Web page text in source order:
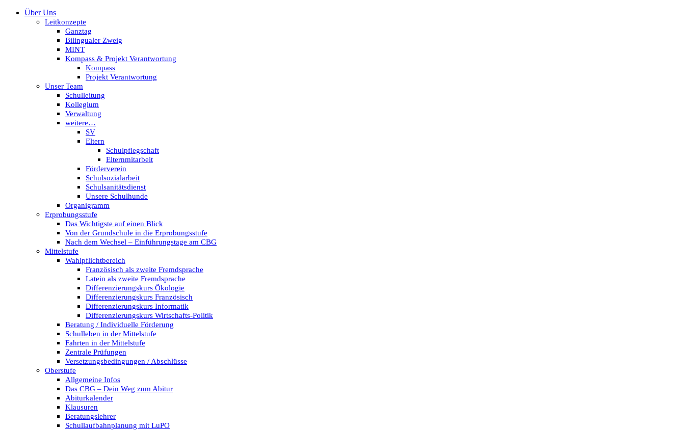
Über Uns
Leitkonzepte
Ganztag
Bilingualer Zweig
MINT
Kompass & Projekt Verantwortung
Kompass
Projekt Verantwortung
Unser Team
Schulleitung
Kollegium
Verwaltung
weitere…
SV
Eltern
Schulpflegschaft
Elternmitarbeit
Förderverein
Schulsozialarbeit
Schulsanitätsdienst
Unsere Schulhunde
Organigramm
Erprobungsstufe
Das Wichtigste auf einen Blick
Von der Grundschule in die Erprobungsstufe
Nach dem Wechsel – Einführungstage am CBG
Mittelstufe
Wahlpflichtbereich
Französisch als zweite Fremdsprache
Latein als zweite Fremdsprache
Differenzierungskurs Ökologie
Differenzierungskurs Französisch
Differenzierungskurs Informatik
Differenzierungskurs Wirtschafts-Politik
Beratung / Individuelle Förderung
Schulleben in der Mittelstufe
Fahrten in der Mittelstufe
Zentrale Prüfungen
Versetzungsbedingungen / Abschlüsse
Oberstufe
Allgemeine Infos
Das CBG – Dein Weg zum Abitur
Abiturkalender
Klausuren
Beratungslehrer
Schullaufbahnplanung mit LuPO